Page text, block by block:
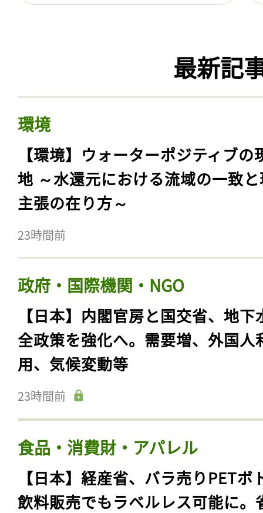
最新記
環境
【環境】ウォーターポジティブの
地 ～水還元における流域の一致
主張の在り方～
23時間前
政府・国際機関・NGO
【日本】内閣官房と国交省、地下
全政策を強化へ。需要増、外国人
用、気候変動等
23時間前
食品・消費財・アパレル
【日本】経産省、バラ売りPETボ
飲料販売でもラベルレス可能に。